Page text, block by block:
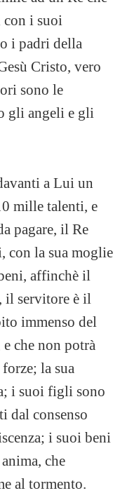
con i suoi
i padri della
Cristo, vero
sono le
gli angeli e gli
a Lui un
mille talenti, e
pagare, il Re
con la sua moglie
affinchè il
il servitore è il
immenso del
che non potrà
la sua
i suoi figli sono
dal consenso
i suoi beni
che
al tormento.